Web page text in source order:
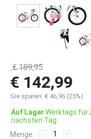
€189,95
€ 142,99
Sie sparen: € 46,96 (25%)
Auf Lager Werktags für
nächsten Tag
Menge:
+
−